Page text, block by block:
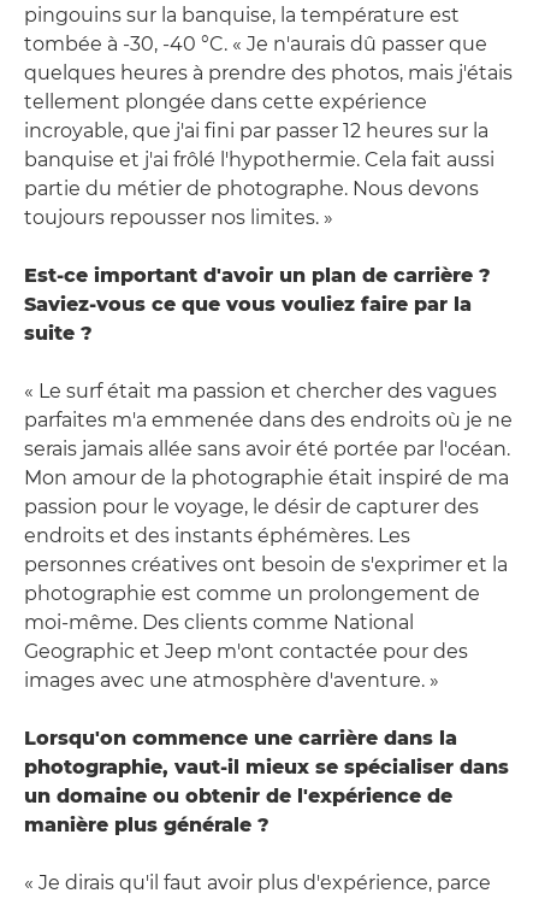
pingouins sur la banquise, la température est
tombée à -30, -40 °C. « Je n'aurais dû passer que
quelques heures à prendre des photos, mais j'étais
tellement plongée dans cette expérience
incroyable, que j'ai fini par passer 12 heures sur la
banquise et j'ai frôlé l'hypothermie. Cela fait aussi
partie du métier de photographe. Nous devons
toujours repousser nos limites. »
Est-ce important d'avoir un plan de carrière ?
Saviez-vous ce que vous vouliez faire par la
suite ?
« Le surf était ma passion et chercher des vagues
parfaites m'a emmenée dans des endroits où je ne
serais jamais allée sans avoir été portée par l'océan.
Mon amour de la photographie était inspiré de ma
passion pour le voyage, le désir de capturer des
endroits et des instants éphémères. Les
personnes créatives ont besoin de s'exprimer et la
photographie est comme un prolongement de
moi-même. Des clients comme National
Geographic et Jeep m'ont contactée pour des
images avec une atmosphère d'aventure. »
Lorsqu'on commence une carrière dans la
photographie, vaut-il mieux se spécialiser dans
un domaine ou obtenir de l'expérience de
manière plus générale ?
« Je dirais qu'il faut avoir plus d'expérience, parce